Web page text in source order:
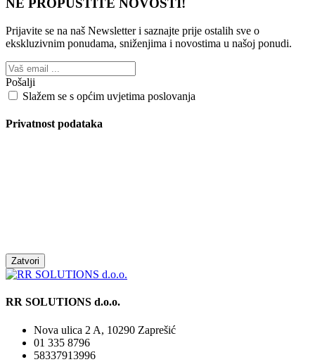
NE PROPUSTITE NOVOSTI!
Prijavite se na naš Newsletter i saznajte prije ostalih sve o
ekskluzivnim ponudama, sniženjima i novostima u našoj ponudi.
Pošalji
Slažem se s općim uvjetima poslovanja
Privatnost podataka
Zatvori
RR SOLUTIONS d.o.o.
Nova ulica 2 A, 10290 Zaprešić
01 335 8796
58337913996